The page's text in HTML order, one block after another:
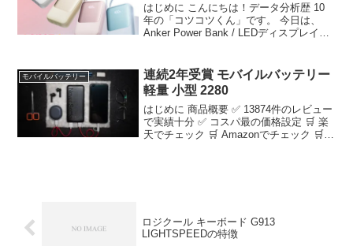
はじめに こんにちは！データ分析歴 10
年の「コツコツくん」です。 今日は、
Anker Power Bank / LEDディスプレイ搭
Anker Power ...
モバイルバッテリー
連続2年受賞 モバイルバッテリー
軽量 小型 2280
はじめに 商品概要 ✅ 13874件のレビュー
で実績十分 ✅ コスパ最の価格設定 🛒 楽
天でチェック 🛒 Amazonでチェック 🛒
ロジクール キーボード G913
LIGHTSPEEDの特徴